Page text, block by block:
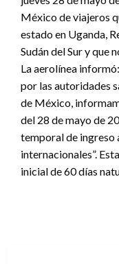
México de viajeros
estado en Uganda,
Sudán del Sur y que
La aerolínea
por las autoridades
de México,
del 28 de mayo de
temporal de ingreso
internacionales”.
inicial de 60 días